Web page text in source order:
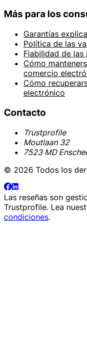
Más para los
Garantías
Política de las
Fiabilidad de las
Cómo
comercio
Cómo
electrónico
Contacto
Trustprofile
Moutlaan 32
7523 MD
© 2026 Todos los
Las reseñas son
Trustprofile. Lea
condiciones.